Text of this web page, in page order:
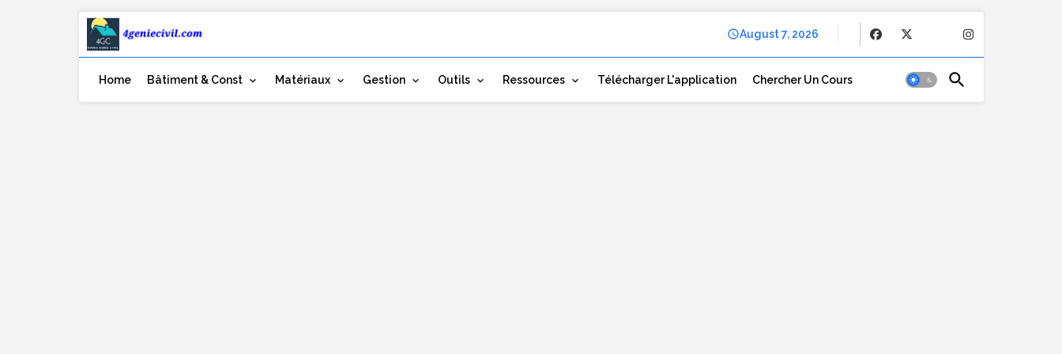
August 7, 2026
Home Bâtiment & Const Matériaux Gestion Outils Ressources Télécharger L'application Chercher Un Cours